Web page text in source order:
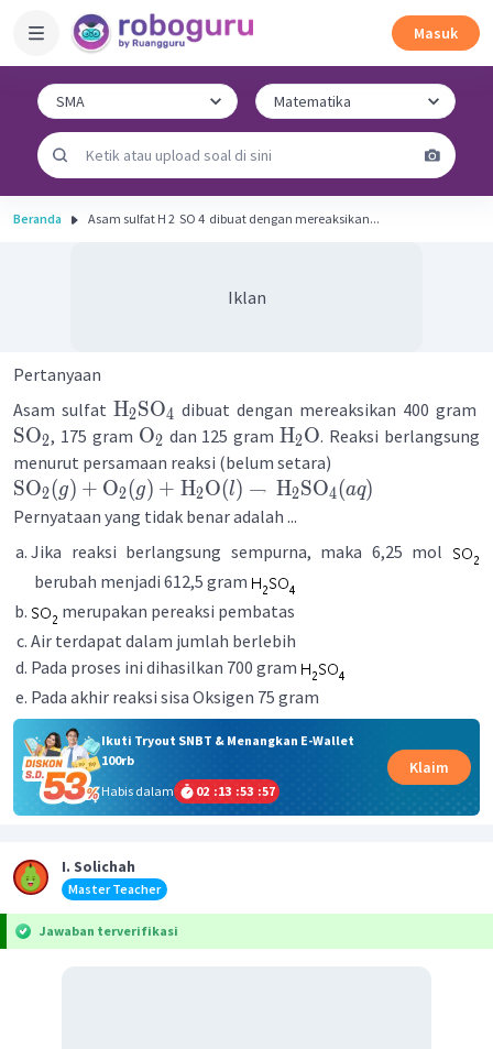
Masuk
Beranda Asam sulfat H 2 ​ SO 4 ​ dibuat dengan mereaksikan...
Iklan
Pertanyaan
Asam sulfat H2SO4 dibuat dengan mereaksikan 400 gram
SO2, 175 gram O2 dan 125 gramH2O. Reaksi berlangsung
menurut persamaan reaksi (belum setara)
SO2(g) + O2(g) + H2O(l) → H2SO4(aq)
Pernyataan yang tidak benar adalah ...
Jika reaksi berlangsung sempurna, maka 6,25 mol
berubah menjadi 612,5 gram
merupakan pereaksi pembatas
Air terdapat dalam jumlah berlebih
Pada proses ini dihasilkan 700 gram
Pada akhir reaksi sisa Oksigen 75 gram
Ikuti Tryout SNBT & Menangkan E-Wallet
100rb
Habis dalam
02 :13 :53 :57
Klaim
I. Solichah
Master Teacher
Jawaban terverifikasi